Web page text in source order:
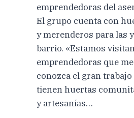
emprendedoras del
El grupo cuenta con
y merenderos para las
barrio. «Estamos
emprendedoras que
conozca el gran trabajo
tienen huertas
y artesanías…